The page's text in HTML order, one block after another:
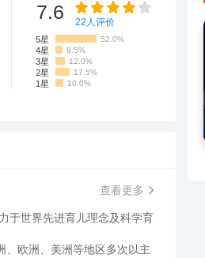
7.6 22 人评价
5星 52.0%
4星 8.5%
3星 12.0%
2星 17.5%
1星 10.0%
查看更多
于世界先进育儿理念及科学育
欧洲、美洲等地区多次以主